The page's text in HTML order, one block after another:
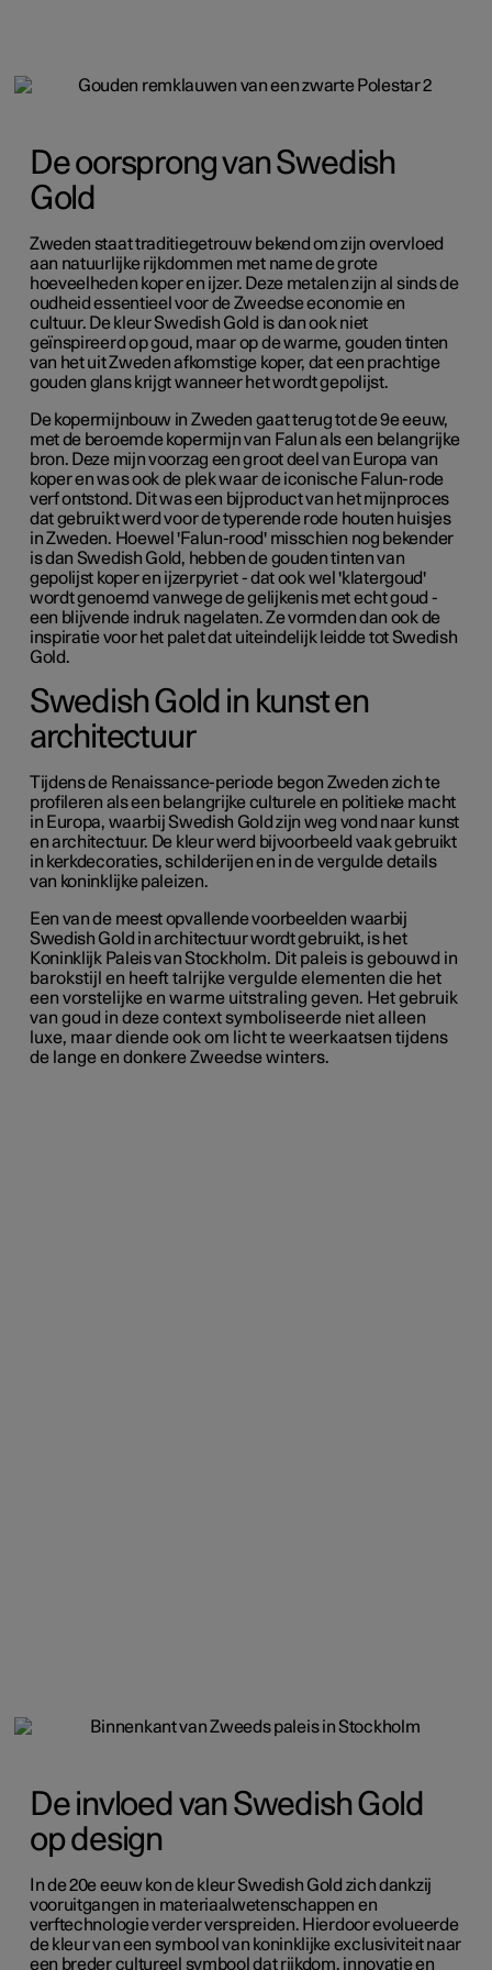
De oorsprong van Swedish
Gold
Zweden staat traditiegetrouw bekend om zijn overvloed
aan natuurlijke rijkdommen met name de grote
hoeveelheden koper en ijzer. Deze metalen zijn al sinds de
oudheid essentieel voor de Zweedse economie en
cultuur. De kleur Swedish Gold is dan ook niet
geïnspireerd op goud, maar op de warme, gouden tinten
van het uit Zweden afkomstige koper, dat een prachtige
gouden glans krijgt wanneer het wordt gepolijst.
De kopermijnbouw in Zweden gaat terug tot de 9e eeuw,
met de beroemde kopermijn van Falun als een belangrijke
bron. Deze mijn voorzag een groot deel van Europa van
koper en was ook de plek waar de iconische Falun-rode
verf ontstond. Dit was een bijproduct van het mijnproces
dat gebruikt werd voor de typerende rode houten huisjes
in Zweden. Hoewel 'Falun-rood' misschien nog bekender
is dan Swedish Gold, hebben de gouden tinten van
gepolijst koper en ijzerpyriet - dat ook wel 'klatergoud'
wordt genoemd vanwege de gelijkenis met echt goud -
een blijvende indruk nagelaten. Ze vormden dan ook de
inspiratie voor het palet dat uiteindelijk leidde tot Swedish
Gold.
Swedish Gold in kunst en
architectuur
Tijdens de Renaissance-periode begon Zweden zich te
profileren als een belangrijke culturele en politieke macht
in Europa, waarbij Swedish Gold zijn weg vond naar kunst
en architectuur. De kleur werd bijvoorbeeld vaak gebruikt
in kerkdecoraties, schilderijen en in de vergulde details
van koninklijke paleizen.
Een van de meest opvallende voorbeelden waarbij
Swedish Gold in architectuur wordt gebruikt, is het
Koninklijk Paleis van Stockholm. Dit paleis is gebouwd in
barokstijl en heeft talrijke vergulde elementen die het
een vorstelijke en warme uitstraling geven. Het gebruik
van goud in deze context symboliseerde niet alleen
luxe, maar diende ook om licht te weerkaatsen tijdens
de langeen donkere Zweedse winters.
De invloed van Swedish Gold
op design
In de 20e eeuw kon de kleur Swedish Gold zich dankzij
vooruitgangen in materiaalwetenschappen en
verftechnologie verder verspreiden. Hierdoor evolueerde
de kleur van een symbool van koninklijke exclusiviteit naar
een breder cultureel symbool dat rijkdom, innovatie en